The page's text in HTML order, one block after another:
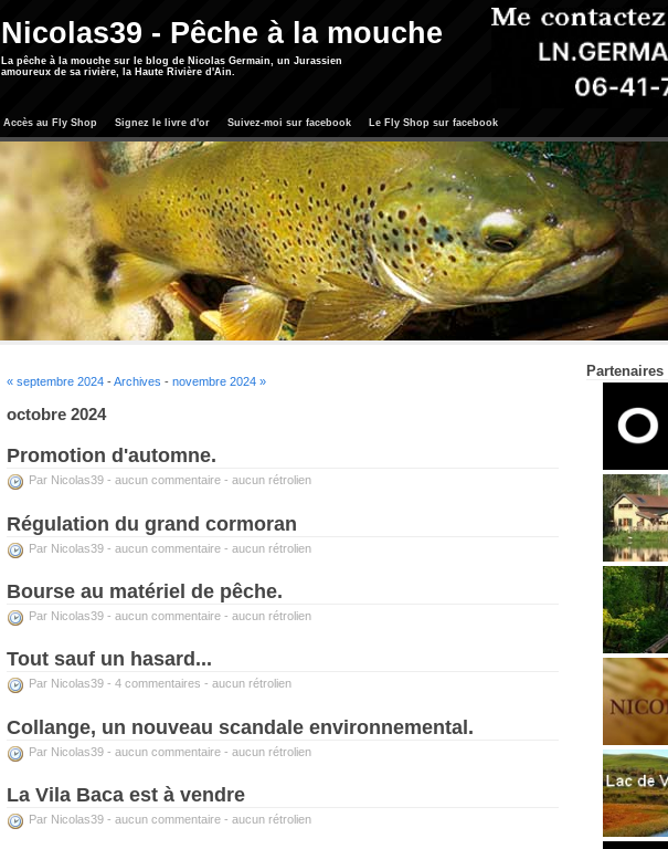
Nicolas39 - Pêche à la mouche
La pêche à la mouche sur le blog de Nicolas Germain, un Jurassien
amoureux de sa rivière, la Haute Rivière d'Ain.
Accès au Fly Shop Signez le livre d'or Suivez-moi sur facebook Le Fly Shop sur facebook
« septembre 2024 -Archives - novembre 2024 »
octobre 2024
Promotion d'automne.
Par Nicolas39 - aucun commentaire - aucun rétrolien
Régulation du grand cormoran
Par Nicolas39 - aucun commentaire - aucun rétrolien
Bourse au matériel de pêche.
Par Nicolas39 - aucun commentaire - aucun rétrolien
Tout sauf un hasard...
Par Nicolas39 - 4 commentaires - aucun rétrolien
Collange, un nouveau scandale environnemental.
Par Nicolas39 - aucun commentaire - aucun rétrolien
La Vila Baca est à vendre
Par Nicolas39 - aucun commentaire - aucun rétrolien
Partenaires